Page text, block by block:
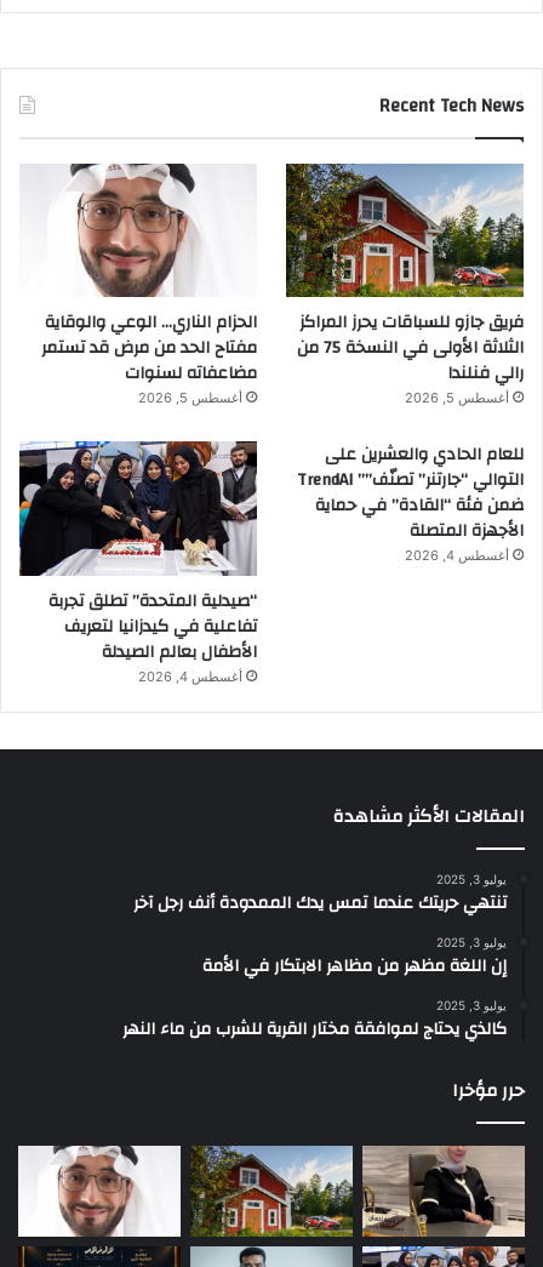
Recent Tech News
فريق جازو للسباقات يحرز المراكز
الثلاثة الأولى في النسخة 75 من
رالي فنلندا
أغسطس 5, 2026
الحزام الناري… الوعي والوقاية
مفتاح الحد من مرض قد تستمر
مضاعفاته لسنوات
أغسطس 5, 2026
للعام الحادي والعشرين على
التوالي “جارتنر” تصنّف”” TrendAI
ضمن فئة “القادة” في حماية
الأجهزة المتصلة
أغسطس 4, 2026
“صيدلية المتحدة” تطلق تجربة
تفاعلية في كيدزانيا لتعريف
الأطفال بعالم الصيدلة
أغسطس 4, 2026
المقالات الأكثر مشاهدة
يوليو 3, 2025
تنتهي حريتك عندما تمس يدك الممدودة أنف رجل آخر
يوليو 3, 2025
إن اللغة مظهر من مظاهر الابتكار في الأمة
يوليو 3, 2025
كالذي يحتاج لموافقة مختار القرية للشرب من ماء النهر
حرر مؤخرا